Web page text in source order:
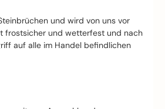
und wird von uns vor
frostsicher und wetterfest und nach
auf alle im Handel befindlichen